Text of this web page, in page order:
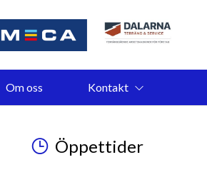
Om oss Kontakt
Öppettider